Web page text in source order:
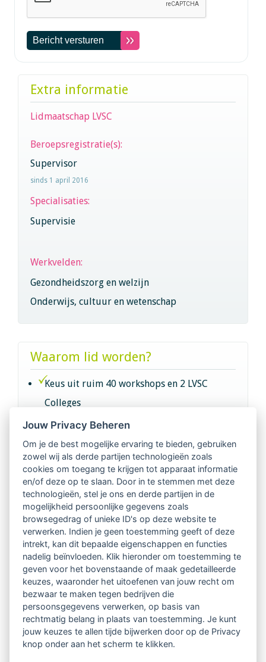
Extra informatie
Lidmaatschap LVSC
Beroepsregistratie(s):
Supervisor
sinds 1 april 2016
Specialisaties:
Supervisie
Werkvelden:
Gezondheidszorg en welzijn
Onderwijs, cultuur en wetenschap
Waarom lid worden?
Keus uit ruim 40 workshops en 2 LVSC
Colleges
Intervisie met geregistreerde vakgenoten
Netwerk van 2100 professionals in 14
regio's
Vindbaar voor opdrachtgevers
Tijdschrift voor
Begeleidingskunde & kennisbank
Beroepsregistratie (LVSC keurmerk)
Lid worden van LVSC
Jouw Privacy Beheren
Om je de best mogelijke ervaring te bieden, gebruiken
zowel wij als derde partijen technologieën zoals
cookies om toegang te krijgen tot apparaat informatie
en/of deze op te slaan. Door in te stemmen met deze
technologieën, stel je ons en derde partijen in de
mogelijkheid persoonlijke gegevens zoals
browsegedrag of unieke ID's op deze website te
verwerken. Indien je geen toestemming geeft of deze
intrekt, kan dit bepaalde eigenschappen en functies
nadelig beïnvloeden. Klik hieronder om toestemming te
geven voor het bovenstaande of maak gedetailleerde
keuzes, waaronder het uitoefenen van jouw recht om
bezwaar te maken tegen bedrijven die
persoonsgegevens verwerken, op basis van
rechtmatig belang in plaats van toestemming. Je kunt
jouw keuzes te allen tijde bijwerken door op de Privacy
knop onder aan het scherm te klikken.